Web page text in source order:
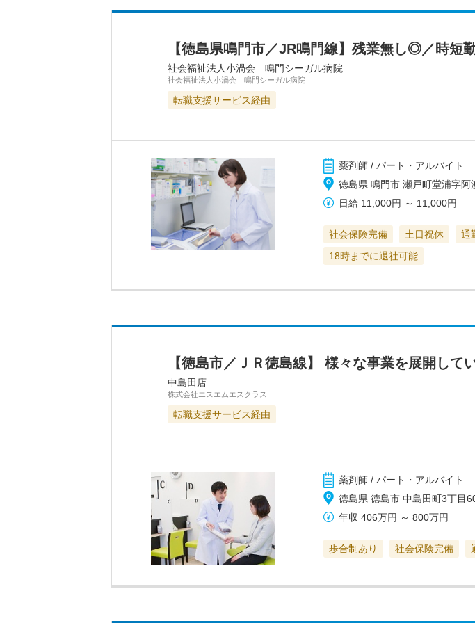
【徳島県鳴門市／JR鳴門線】残業無し◎／時短
社会福祉法人小渦会 鳴門シーガル病院
社会福祉法人小渦会 鳴門シーガル病院
転職支援サービス経由
薬剤師 / パート・アルバイト
徳島県 鳴門市 瀬戸町堂浦字阿
日給 11,000円 ～ 11,000円
社会保険完備 土日祝休 通
18時までに退社可能
【徳島市／ＪＲ徳島線】 様々な事業を展開して
中島田店
株式会社エスエムエスクラス
転職支援サービス経由
薬剤師 / パート・アルバイト
徳島県 徳島市 中島田町3丁目
年収 406万円 ～800万円
歩合制あり 社会保険完備